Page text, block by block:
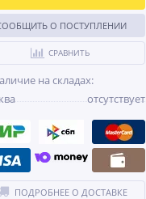
О ПОСТУПЛЕНИИ
СРАВНИТЬ
на складах:
отсутствует
ПОДРОБНЕЕ О ДОСТАВКЕ